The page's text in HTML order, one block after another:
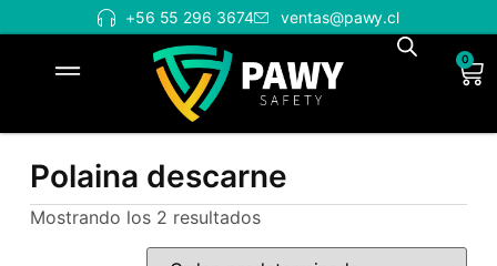
+56 55 296 3674 ventas@pawy.cl
0
Polaina descarne
Mostrando los 2 resultados